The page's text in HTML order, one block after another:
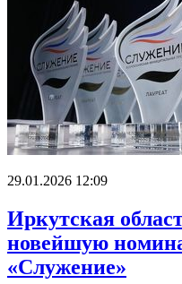
29.01.2026 12:09
Иркутская
новейшую
«Служение»